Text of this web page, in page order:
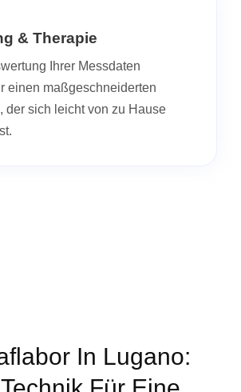
& Therapie
Ihrer Messdaten
einen maßgeschneiderten
der sich leicht von zu Hause
In Lugano: